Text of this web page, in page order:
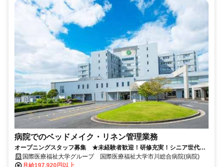
病院でのベッドメイク・リネン管理業務
オープニングスタッフ募集 ★未経験者歓迎！研修充実！シニア世代活
躍中♪面接1回！スピード選考実施中◎
国際医療福祉大学グループ 国際医療福祉大学市川総合病院(病院)